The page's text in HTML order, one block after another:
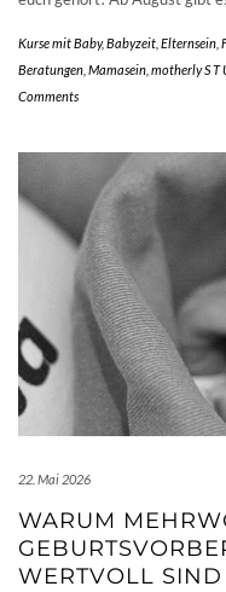
Kurse mit Baby,Babyzeit Elternsein
Beratungen Mamasein motherly S T
Comments
22. Mai 2026
WARUM
WERTVOLL SIND